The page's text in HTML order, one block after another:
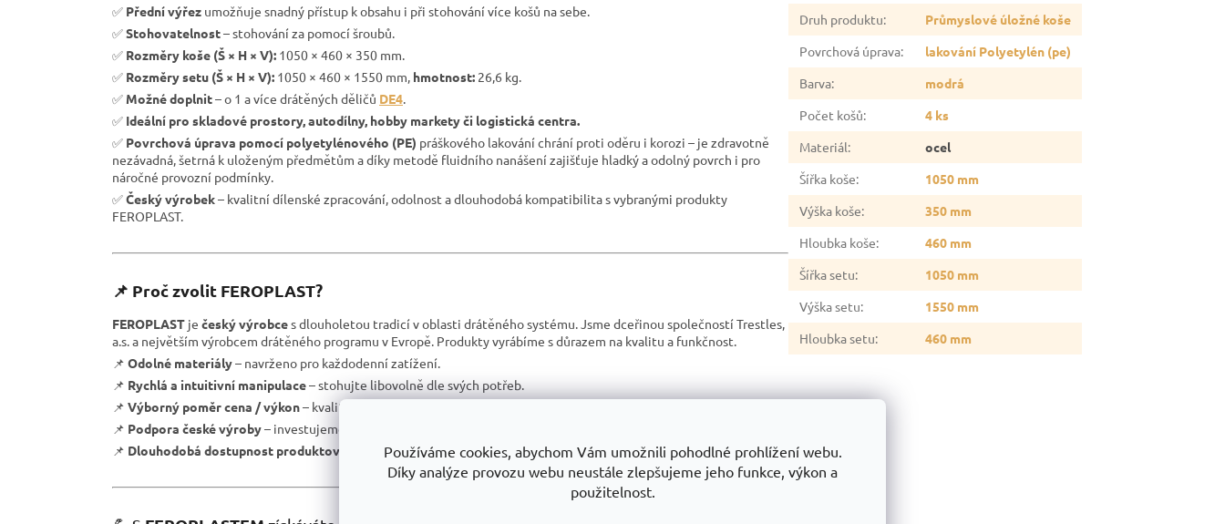
Používáme cookies, abychom Vám umožnili pohodlné prohlížení webu.
Díky analýze provozu webu neustále zlepšujeme jeho funkce, výkon a
použitelnost.
✅ Přední výřez umožňuje snadný přístup k obsahu i při stohování více košů na sebe.
✅Stohovatelnost– stohování za pomocí šroubů.
✅ Rozměry koše (Š × H × V): 1050 × 460 × 350 mm.
✅ Rozměry setu (Š × H × V): 1050 × 460 × 1550 mm, hmotnost: 26,6 kg.
✅ Možné doplnit– o 1 a více drátěných děličů DE4.
✅ Ideální pro skladové prostory, autodílny, hobby markety či logistická centra.
✅ Povrchová úprava pomocí polyetylénového (PE) práškového lakování chrání proti oděru i korozi – je zdravotně
nezávadná, šetrná k uloženým předmětům a díky metodě fluidního nanášení zajišťuje hladký a odolný povrch i pro
náročné provozní podmínky.
✅Český výrobek– kvalitní dílenské zpracování, odolnost a dlouhodobá kompatibilita s vybranými produkty
FEROPLAST.
📌 Proč zvolit FEROPLAST?
FEROPLAST je český výrobces dlouholetou tradicí v oblasti drátěného systému. Jsme dceřinou společností Trestles,
a.s. a největším výrobcem drátěného programu v Evropě. Produkty vyrábíme s důrazem na kvalitu a funkčnost.
📌 Odolné materiály– navrženo pro každodenní zatížení.
📌 Rychlá a intuitivní manipulace– stohujte libovolně dle svých potřeb.
📌 Výborný poměr cena / výkon– kvalitní zpracování dostupné i pro menší provozy.
📌 Podpora české výroby– investujeme do lokální výroby a inovací.
📌 Dlouhodobá dostupnost produktové řady – vhodné pro plánované vybavení více provozů.
Druh produktu:
Průmyslové úložné koše
Povrchová úprava:
lakování Polyetylén (pe)
Barva:
modrá
Počet košů:
4 ks
Materiál:
ocel
Šířka koše:
1050 mm
Výška koše:
350 mm
Hloubka koše:
460 mm
Šířka setu:
1050 mm
Výška setu:
1550 mm
Hloubka setu: 460 mm